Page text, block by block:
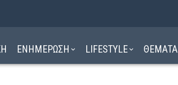
ΕΝΗΜΕΡΩΣΗ LIFESTYLE ΘΕΜΑΤΑ